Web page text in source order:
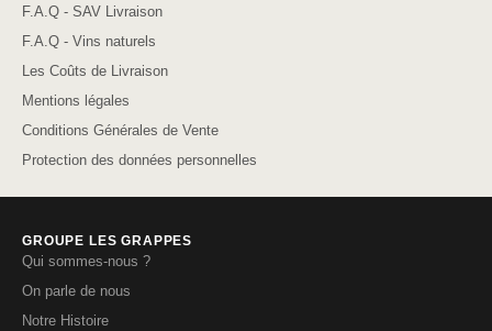
F.A.Q - SAV Livraison
F.A.Q - Vins naturels
Les Coûts de Livraison
Mentions légales
Conditions Générales de Vente
Protection des données personnelles
GROUPE LES GRAPPES
Qui sommes-nous ?
On parle de nous
Notre Histoire